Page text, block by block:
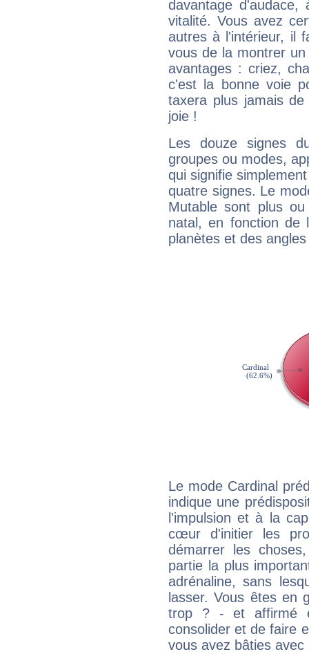
davantage
vitalité. Vous avez
autres à l'intérieur, il
vous de la montrer
avantages : criez,
c'est la bonne voie
taxera plus jamais
joie !
Les douze signes
groupes ou modes,
qui signifie
quatre signes. Le
Mutable sont plus
natal, en fonction de
planètes et des
Le mode Cardinal
indique une
l'impulsion et à la
cœur d'initier les
démarrer les
partie la plus
adrénaline, sans
lasser. Vous êtes en
trop ? - et affirmé
consolider et de faire
vous avez bâties avec